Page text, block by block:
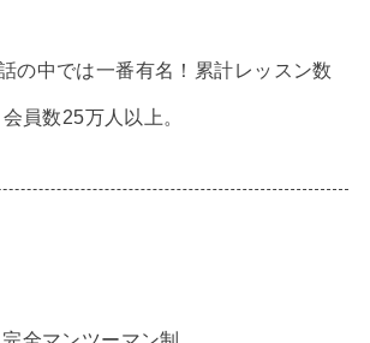
の中では一番有名！累計レッスン数
員数25万人以上。